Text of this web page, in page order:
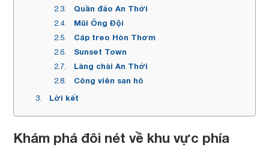
Quần đảo An Thới
Mũi Ông Đội
Cáp treo Hòn Thơm
Sunset Town
Làng chài An Thới
Công viên san hô
Lời kết
Khám phá đôi nét về khu vực phía